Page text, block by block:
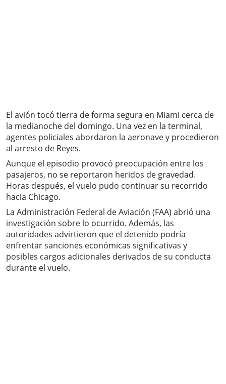
El avión tocó tierra de forma segura en Miami cerca de
la medianoche del domingo. Una vez en la terminal,
agentes policiales abordaron la aeronave y procedieron
al arresto de Reyes.
Aunque el episodio provocó preocupación entre los
pasajeros, no se reportaron heridos de gravedad.
Horas después, el vuelo pudo continuar su recorrido
hacia Chicago.
La Administración Federal de Aviación (FAA) abrió una
investigación sobre lo ocurrido. Además, las
autoridades advirtieron que el detenido podría
enfrentar sanciones económicas significativas y
posibles cargos adicionales derivados de su conducta
durante el vuelo.